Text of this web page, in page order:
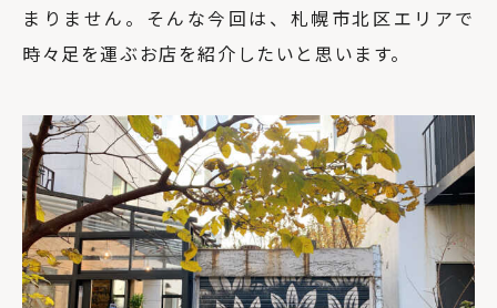
まりません。そんな今回は、札幌市北区エリアで
時々足を運ぶお店を紹介したいと思います。